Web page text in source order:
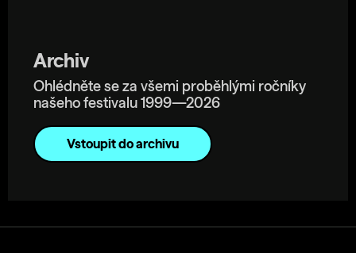
Archiv
Ohlédněte se za všemi proběhlými ročníky
našeho festivalu 1999—2026
Vstoupit do archivu